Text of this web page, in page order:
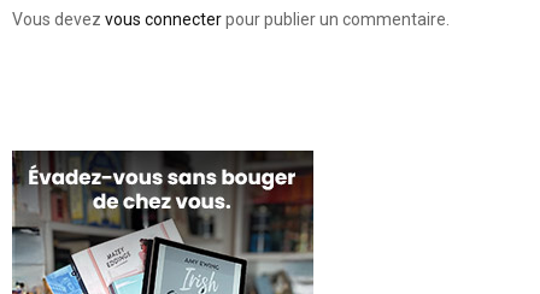
Vous devez vous connecterpour publier un commentaire.